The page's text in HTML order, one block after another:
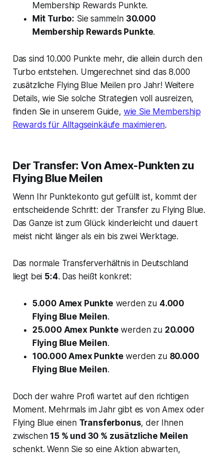
Membership Rewards Punkte.
Mit Turbo: Sie sammeln 30.000
Membership Rewards Punkte.
Das sind 10.000 Punkte mehr, die allein durch den
Turbo entstehen. Umgerechnet sind das 8.000
zusätzliche Flying Blue Meilen pro Jahr! Weitere
Details, wie Sie solche Strategien voll ausreizen,
finden Sie in unserem Guide, wie Sie Membership
Rewards für Alltagseinkäufe maximieren.
Der Transfer: Von Amex-Punkten zu
Flying Blue Meilen
Wenn Ihr Punktekonto gut gefüllt ist, kommt der
entscheidende Schritt: der Transfer zu Flying Blue.
Das Ganze ist zum Glück kinderleicht und dauert
meist nicht länger als ein bis zwei Werktage.
Das normale Transferverhältnis in Deutschland
liegt bei 5:4. Das heißt konkret:
5.000 Amex Punkte werden zu 4.000
Flying Blue Meilen.
25.000 Amex Punkte werden zu 20.000
Flying Blue Meilen.
100.000 Amex Punkte werden zu 80.000
Flying Blue Meilen.
Doch der wahre Profi wartet auf den richtigen
Moment. Mehrmals im Jahr gibt es von Amex oder
Flying Blue einen Transferbonus, der Ihnen
zwischen 15 % und 30 % zusätzliche Meilen
schenkt. Wenn Sie so eine Aktion abwarten,